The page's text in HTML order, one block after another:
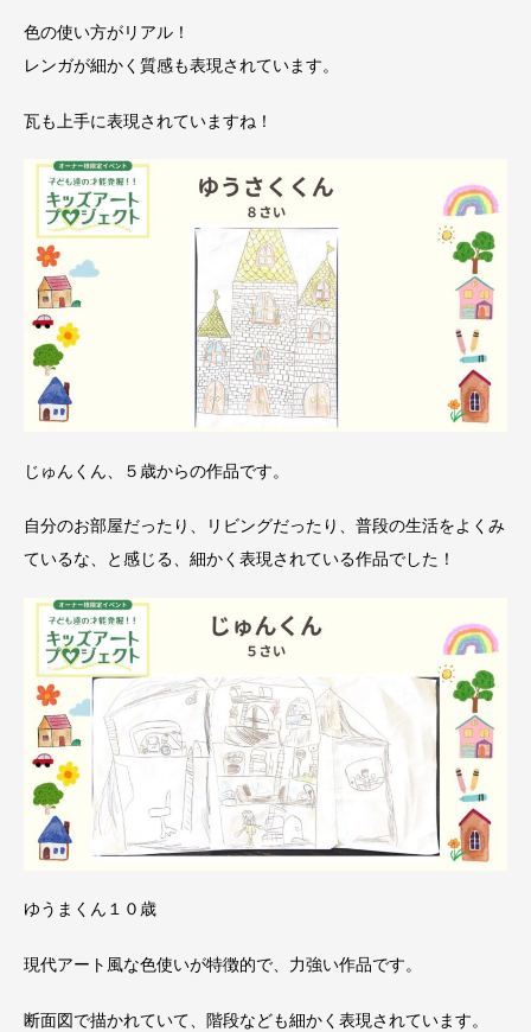
色の使い方がリアル！
レンガが細かく質感も表現されています。
瓦も上手に表現されていますね！
じゅんくん、５歳からの作品です。
自分のお部屋だったり、リビングだったり、普段の生活をよくみ
ているな、と感じる、細かく表現されている作品でした！
ゆうまくん１０歳
現代アート風な色使いが特徴的で、力強い作品です。
断面図で描かれていて、階段なども細かく表現されています。